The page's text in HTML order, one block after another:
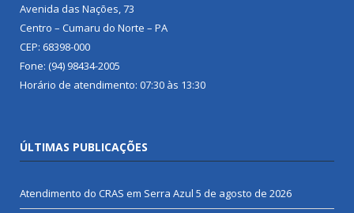
Avenida das Nações, 73
Centro – Cumaru do Norte – PA
CEP: 68398-000
Fone: (94) 98434-2005
Horário de atendimento: 07:30 às 13:30
ÚLTIMAS PUBLICAÇÕES
Atendimento do CRAS em Serra Azul 5 de agosto de 2026